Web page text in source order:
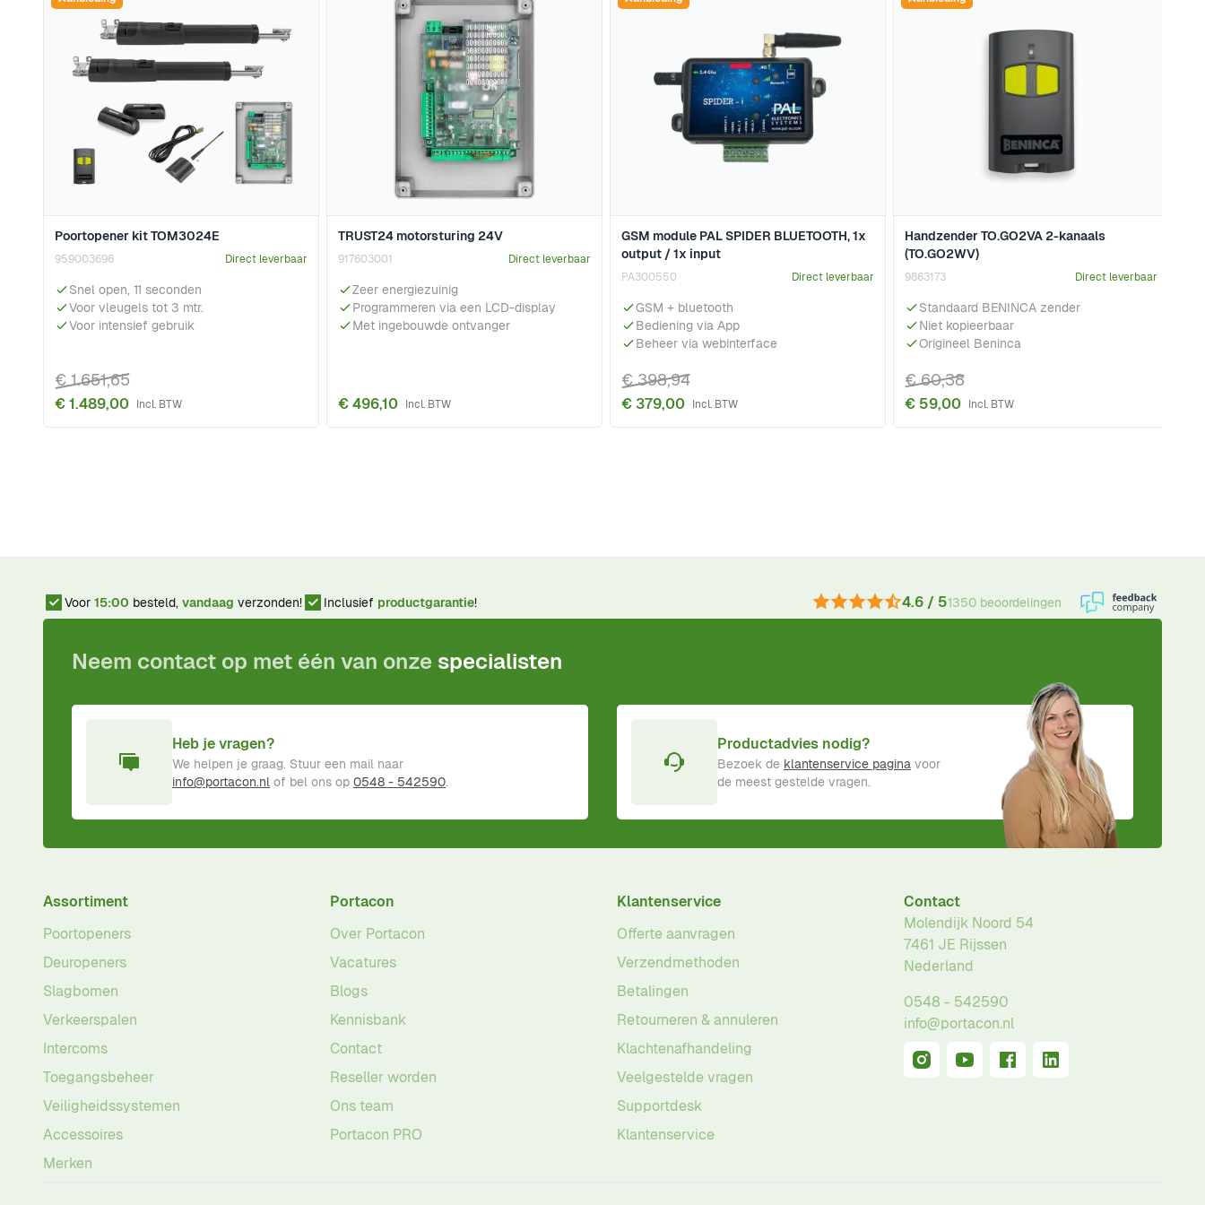
Poortopener kit TOM3024E
959003696 Direct leverbaar
Snel open, 11 seconden
Voor vleugels tot 3 mtr.
Voor intensief gebruik
€ 1.489,00
€ 1.651,65
TRUST24 motorsturing 24V
917603001 Direct leverbaar
Zeer energiezuinig
Programmeren via een LCD-display
Met ingebouwde ontvanger
€ 496,10
GSM module PAL SPIDER BLUETOOTH, 1x
output / 1x input
PA300550 Direct leverbaar
GSM + bluetooth
Bediening via App
Beheer via webinterface
€ 379,00
€ 398,94
Handzender TO.GO2VA 2-kanaals
(TO.GO2WV)
9863173 Direct leverbaar
Standaard BENINCA zender
Niet kopieerbaar
Origineel Beninca
€ 59,00
€ 60,38
Voor 15:00 besteld, vandaag verzonden! Inclusief productgarantie! 4.6 / 51350 beoordelingen
Neem contact op met één van onze specialisten
Heb je vragen?
We helpen je graag. Stuur een mail naar
info@portacon.nl of bel ons op 0548 - 542590.
Productadvies nodig?
Bezoek de klantenservice pagina voor
de meest gestelde vragen.
Assortiment
Poortopeners
Deuropeners
Slagbomen
Verkeerspalen
Intercoms
Toegangsbeheer
Veiligheidssystemen
Accessoires
Merken
Portacon
Over Portacon
Vacatures
Blogs
Kennisbank
Contact
Reseller worden
Ons team
Portacon PRO
Klantenservice
Offerte aanvragen
Verzendmethoden
Betalingen
Retourneren & annuleren
Klachtenafhandeling
Veelgestelde vragen
Supportdesk
Klantenservice
Contact
Molendijk Noord 54
7461 JE Rijssen
Nederland
0548 - 542590
info@portacon.nl